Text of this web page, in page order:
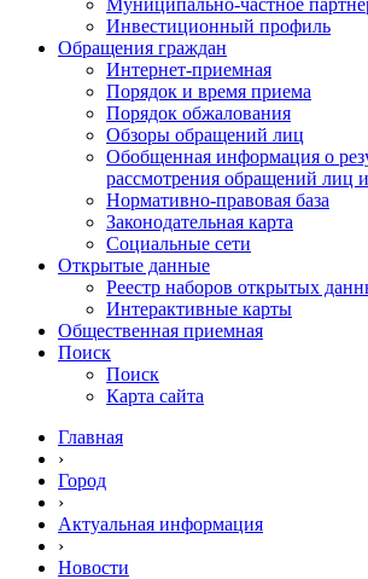
Муниципально-частное
Инвестиционный профиль
Обращения граждан
Интернет-приемная
Порядок и время приема
Порядок обжалования
Обзоры обращений лиц
Обобщенная информация о
рассмотрения обращений лиц
Нормативно-правовая база
Законодательная карта
Социальные сети
Открытые данные
Реестр наборов открытых
Интерактивные карты
Общественная приемная
Поиск
Поиск
Карта сайта
Главная
›
Город
›
Актуальная информация
›
Новости